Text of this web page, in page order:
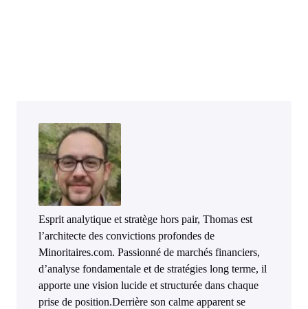
Esprit analytique et stratège hors pair, Thomas est
l’architecte des convictions profondes de
Minoritaires.com. Passionné de marchés financiers,
d’analyse fondamentale et de stratégies long terme, il
apporte une vision lucide et structurée dans chaque
prise de position.Derrière son calme apparent se